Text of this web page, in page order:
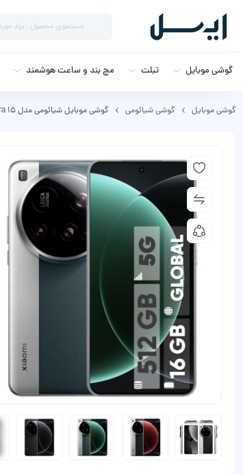
گوشی موبایل تبلت مچ بند و ساعت هوشمند
گوشی موبایل گوشی شیائومی گوشی موبایل شیائومی مدل 15 Ultra دو سیم کارت ظرفیت 512 گیگابایت و رم 16 گیگابایت